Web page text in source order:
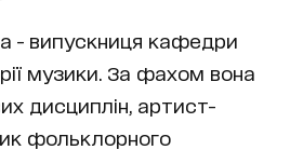
- випускниця кафедри
музики. За фахом вона
дисциплін, артист-
фольклорного